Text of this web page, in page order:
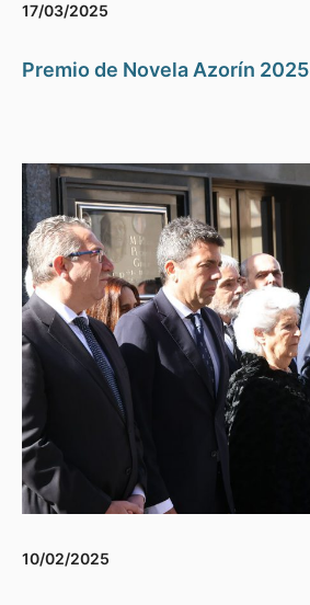
17/03/2025
Premio de Novela Azorín 2025
10/02/2025